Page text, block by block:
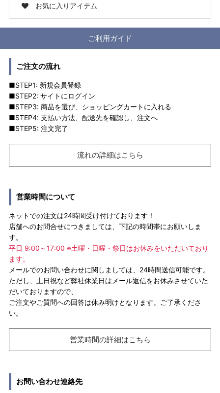
お気に入りアイテム
ご利用ガイド
ご注文の流れ
■STEP1: 新規会員登録
■STEP2: サイトにログイン
■STEP3: 商品を選び、ショッピングカートに入れる
■STEP4: 支払い方法、配送先を確認し、注文へ
■STEP5: 注文完了
流れの詳細はこちら
営業時間について
ネットでの注文は24時間受け付けております！
店舗へのお問合せにつきましては、下記の時間帯にお願いしま
す。
平日 9:00～17:00 ※土曜・日曜・祭日はお休みをいただいており
ます。
メールでのお問い合わせに関しましては、24時間送信可能です。
ただし、土日祝など弊社休業日はメール返信をお休みさせていた
だいておりますので、
ご注文やご質問への回答は休み明けとなります。ご了承くださ
い。
営業時間の詳細はこちら
お問い合わせ連絡先